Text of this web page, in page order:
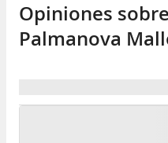
Opiniones
Palmanova